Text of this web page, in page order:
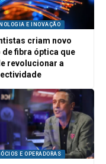
E INOVAÇÃO
criam novo
de fibra óptica que
revolucionar a
E OPERADORAS